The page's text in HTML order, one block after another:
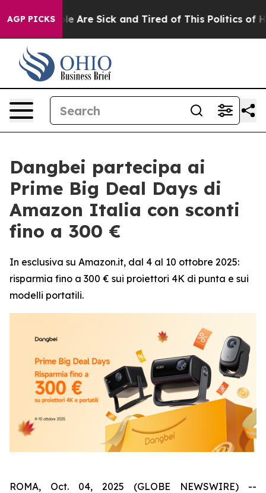
AGP PICKS
“People Are Sick and Tired of This Politics of
Dangbei partecipa ai
Prime Big Deal Days di
Amazon Italia con sconti
fino a 300 €
In esclusiva su Amazon.it, dal 4 al 10 ottobre 2025:
risparmia fino a 300 € sui proiettori 4K di punta e sui
modelli portatili.
ROMA, Oct. 04, 2025 (GLOBE NEWSWIRE) --